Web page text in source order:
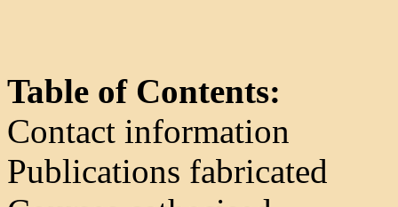
Table of Contents:
Contact information
Publications fabricated